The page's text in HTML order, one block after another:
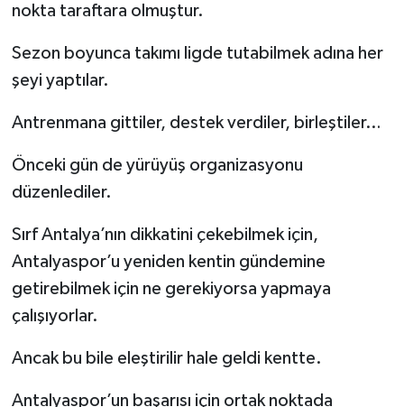
nokta taraftara olmuştur.
Sezon boyunca takımı ligde tutabilmek adına her
şeyi yaptılar.
Antrenmana gittiler, destek verdiler, birleştiler…
Önceki gün de yürüyüş organizasyonu
düzenlediler.
Sırf Antalya’nın dikkatini çekebilmek için,
Antalyaspor’u yeniden kentin gündemine
getirebilmek için ne gerekiyorsa yapmaya
çalışıyorlar.
Ancak bu bile eleştirilir hale geldi kentte.
Antalyaspor’un başarısı için ortak noktada